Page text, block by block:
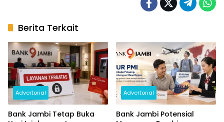
Berita Terkait
Advertorial
Bank Jambi Tetap Buka
Advertorial
Bank Jambi Potensial